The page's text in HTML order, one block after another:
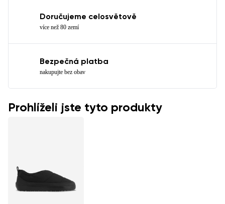
Doručujeme celosvětově
více než 80 zemí
Bezpečná platba
nakupujte bez obav
Prohlíželi jste tyto produkty